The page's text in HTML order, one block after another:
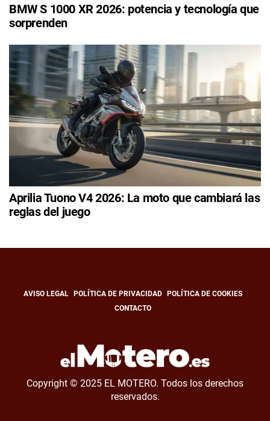
BMW S 1000 XR 2026: potencia y tecnología que
sorprenden
Aprilia Tuono V4 2026: La moto que cambiará las
reglas del juego
AVISO LEGAL POLÍTICA DE PRIVACIDAD
POLÍTICA DE COOKIES
CONTACTO
Copyright © 2025 EL MOTERO. Todos los derechos
reservados.